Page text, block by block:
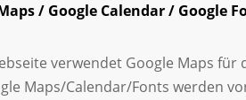
/ Google Calendar / Google
verwendet Google Maps
Maps/Calendar/Fonts werden